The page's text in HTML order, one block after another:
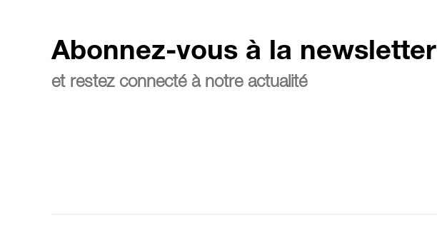
Abonnez-vous à la newsletter
et restez connecté à notre actualité